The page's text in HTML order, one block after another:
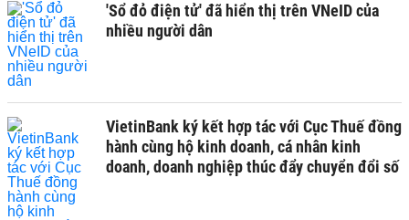
'Sổ đỏ điện tử' đã hiển thị trên VNeID của
nhiều người dân
VietinBank ký kết hợp tác với Cục Thuế đồng
hành cùng hộ kinh doanh, cá nhân kinh
doanh, doanh nghiệp thúc đẩy chuyển đổi số